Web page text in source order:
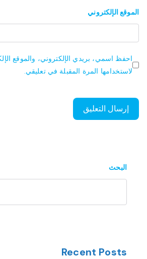
الموقع الإلكتروني
احفظ اسمي، بريدي الإلكتروني، والموقع
لاستخدامها المرة المقبلة في تعليقي.
البحث
Recent Posts